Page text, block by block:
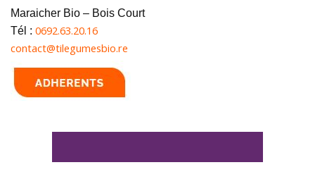
Maraicher Bio – Bois Court
Tél : 0692.63.20.16
contact@tilegumesbio.re